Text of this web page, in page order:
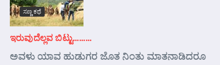
ಸಣ್ಣ ಕಥೆ
ಇರುವುದೆಲ್ಲವ ಬಿಟ್ಟು………
ಅವಳು ಯಾವ ಹುಡುಗರ ಜೊತ ನಿಂತು ಮಾತನಾಡಿದರೂ